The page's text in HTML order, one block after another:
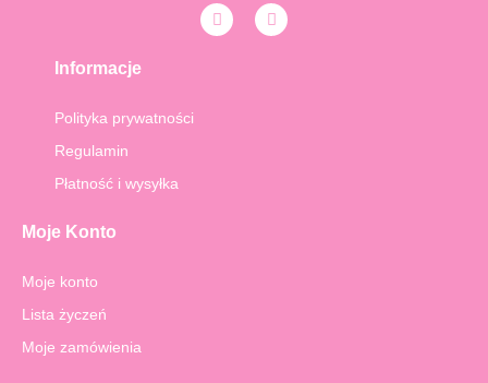
F
a
I
n
Informacje
Polityka prywatności
Regulamin
Płatność i wysyłka
Moje Konto
Moje konto
Lista życzeń
Moje zamówienia